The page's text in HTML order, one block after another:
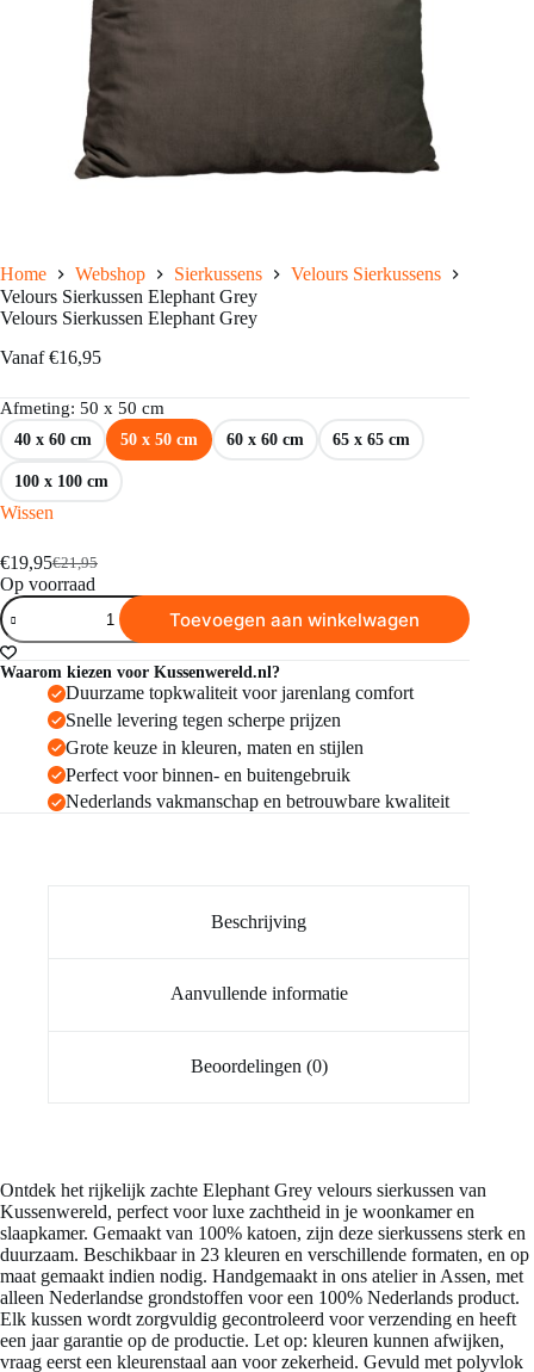
Home Webshop Sierkussens
Velours Sierkussens
Velours Sierkussen Elephant Grey
Velours Sierkussen Elephant Grey
Vanaf €16,95
Afmeting: 50 x 50 cm
40 x 60 cm 50 x 50 cm 60 x 60 cm 65 x 65 cm
100 x 100 cm
Wissen
€21,95
€19,95
Op voorraad
Toevoegen aan winkelwagen
Waarom kiezen voor Kussenwereld.nl?
Duurzame topkwaliteit voor jarenlang comfort
Snelle levering tegen scherpe prijzen
Grote keuze in kleuren, maten en stijlen
Perfect voor binnen- en buitengebruik
Nederlands vakmanschap en betrouwbare kwaliteit
Beschrijving
Aanvullende informatie
Beoordelingen (0)
Ontdek het rijkelijk zachte Elephant Grey velours sierkussen van
Kussenwereld, perfect voor luxe zachtheid in je woonkamer en
slaapkamer. Gemaakt van 100% katoen, zijn deze sierkussens sterk en
duurzaam. Beschikbaar in 23 kleuren en verschillende formaten, en op
maat gemaakt indien nodig. Handgemaakt in ons atelier in Assen, met
alleen Nederlandse grondstoffen voor een 100% Nederlands product.
Elk kussen wordt zorgvuldig gecontroleerd voor verzending en heeft
een jaar garantie op de productie. Let op: kleuren kunnen afwijken,
vraag eerst een kleurenstaal aan voor zekerheid. Gevuld met polyvlok